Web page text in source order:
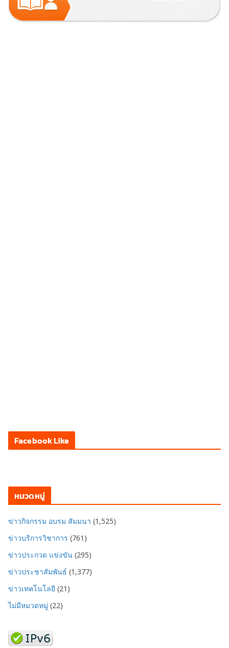
Facebook Like
หมวดหมู่
ข่าวกิจกรรม อบรม สัมมนา (1,525)
ข่าวบริการวิชาการ (761)
ข่าวประกวด แข่งขัน (295)
ข่าวประชาสัมพันธ์ (1,377)
ข่าวเทคโนโลยี (21)
ไม่มีหมวดหมู่ (22)